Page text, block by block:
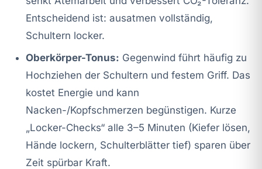
Entscheidend ist: ausatmen vollständig,
Schultern locker.
Oberkörper-Tonus: Gegenwind führt häufig zu
Hochziehen der Schultern und festem Griff. Das
kostet Energie und kann
Nacken-/Kopfschmerzen begünstigen. Kurze
„Locker-Checks“ alle 3–5 Minuten (Kiefer lösen,
Hände lockern, Schulterblätter tief) sparen über
Zeit spürbar Kraft.